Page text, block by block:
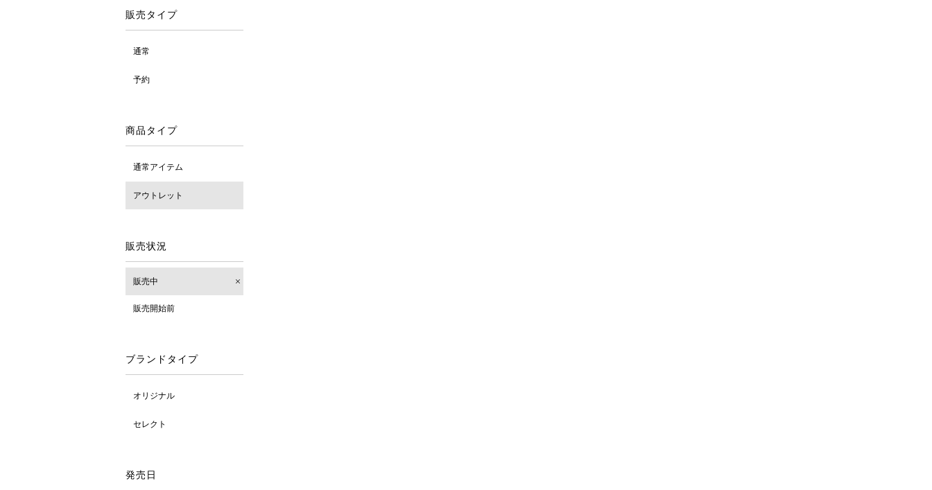
販売タイプ
通常
予約
商品タイプ
通常アイテム
アウトレット
販売状況
販売中
販売開始前
ブランドタイプ
オリジナル
セレクト
発売日